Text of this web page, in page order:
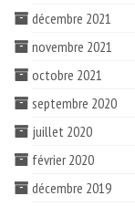
décembre 2021
novembre 2021
octobre 2021
septembre 2020
juillet 2020
février 2020
décembre 2019